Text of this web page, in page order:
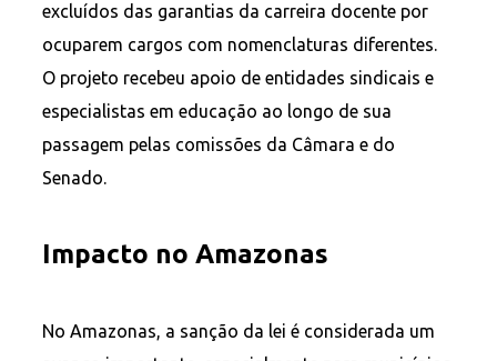
excluídos das garantias da carreira docente por
ocuparem cargos com nomenclaturas diferentes.
O projeto recebeu apoio de entidades sindicais e
especialistas em educação ao longo de sua
passagem pelas comissões da Câmara e do
Senado.
Impacto no Amazonas
No Amazonas, a sanção da lei é considerada um